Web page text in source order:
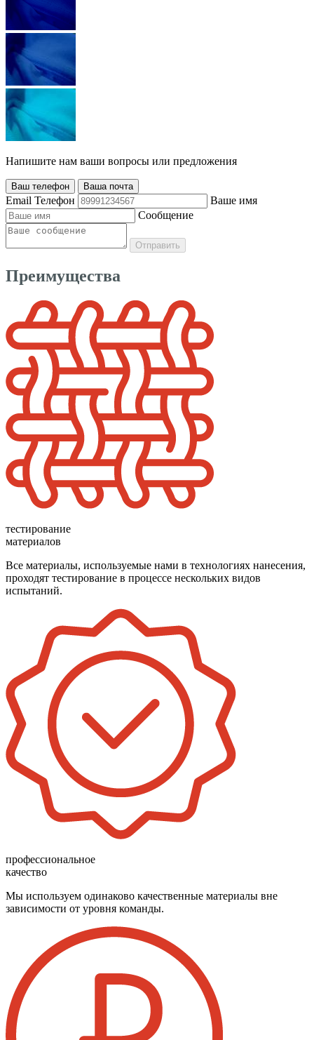
Напишите нам ваши вопросы или предложения
Ваш телефон Ваша почта
Email Телефон
Ваше имя
Сообщение
Отправить
Преимущества
тестирование
материалов
Все материалы, используемые нами в технологиях нанесения,
проходят тестирование в процессе нескольких видов
испытаний.
профессиональное
качество
Мы используем одинаково качественные материалы вне
зависимости от уровня команды.